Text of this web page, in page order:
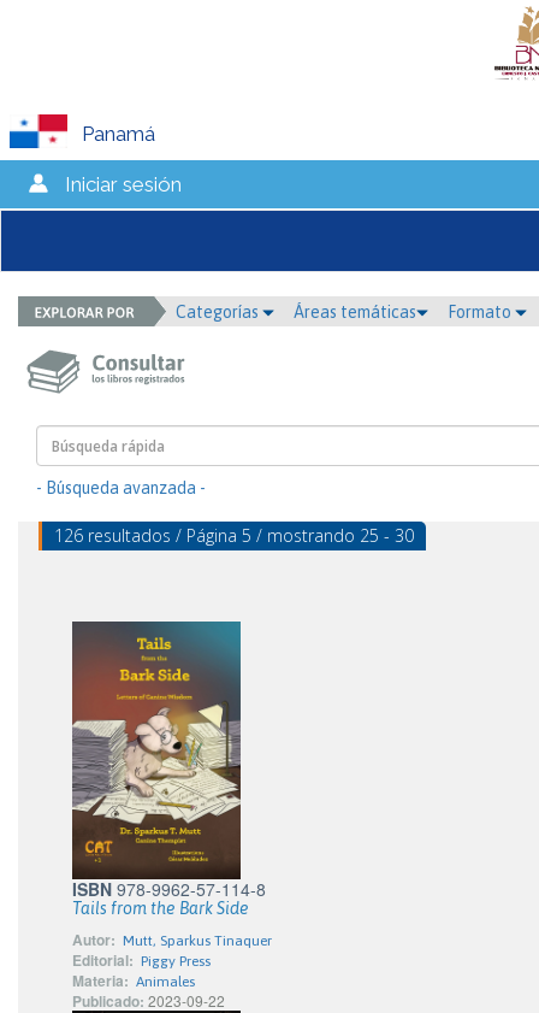
Panamá
Iniciar sesión
Categorías Áreas temáticas Formato
- Búsqueda avanzada -
126 resultados / Página 5 / mostrando 25 - 30
ISBN 978-9962-57-114-8
Tails from the Bark Side
Autor: Mutt, Sparkus Tinaquer
Editorial: Piggy Press
Materia: Animales
Publicado: 2023-09-22